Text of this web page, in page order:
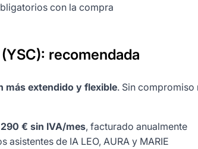
con la compra
recomendada
más extendido y flexible. Sin
290 € sin IVA/mes, facturado anualmente
asistentes de IA LEO, AURA y MARIE